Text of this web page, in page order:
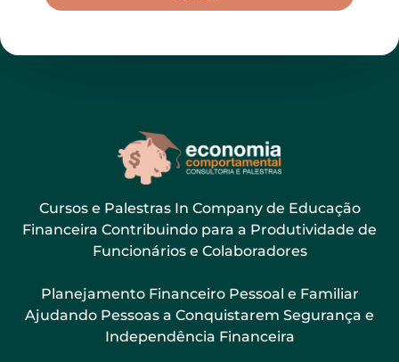
Cursos e Palestras In Company de Educação
Financeira Contribuindo para a Produtividade de
Funcionários e Colaboradores
Planejamento Financeiro Pessoal e Familiar
Ajudando Pessoas a Conquistarem Segurança e
Independência Financeira